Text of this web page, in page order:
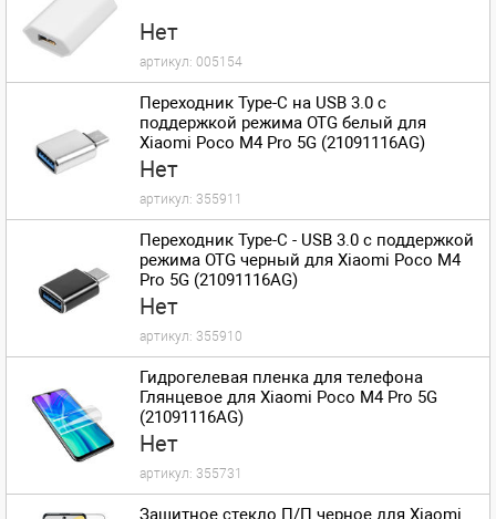
Нет
артикул: 005154
Переходник Type-C на USB 3.0 с
поддержкой режима OTG белый для
Xiaomi Poco M4 Pro 5G (21091116AG)
Нет
артикул: 355911
Переходник Type-C - USB 3.0 с поддержкой
режима OTG черный для Xiaomi Poco M4
Pro 5G (21091116AG)
Нет
артикул: 355910
Гидрогелевая пленка для телефона
Глянцевое для Xiaomi Poco M4 Pro 5G
(21091116AG)
Нет
артикул: 355731
Защитное стекло П/П черное для Xiaomi